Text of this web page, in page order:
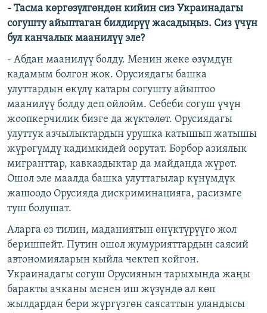
- Тасма көргөзүлгөндөн кийин сиз Украинадагы
согушту айыптаган билдирүү жасадыңыз. Сиз үчүн
бул канчалык маанилүү эле?
- Абдан маанилүү болду. Менин жеке өзүмдүн
кадамым болгон жок. Орусиядагы башка
улуттардын өкүлү катары согушту айыптоо
маанилүү болду деп ойлойм. Себеби согуш үчүн
жоопкерчилик бизге да жүктөлөт. Орусиядагы
улуттук азчылыктардын урушка катышып жатышы
жүрөгүмдү кадимкидей оорутат. Борбор азиялык
мигранттар, кавказдыктар да майданда жүрөт.
Ошол эле маалда башка улуттагылар күнүмдүк
жашоодо Орусияда дискриминацияга, расизмге
туш болушат.
Аларга өз тилин, маданиятын өнүктүрүүгө жол
беришпейт. Путин ошол жумурияттардын саясий
автономияларын кыйла чектеп койгон.
Украинадагы согуш Орусиянын тарыхында жаңы
баракты ачканы менен иш жүзүндө ал көп
жылдардан бери жүргүзгөн саясаттын уландысы